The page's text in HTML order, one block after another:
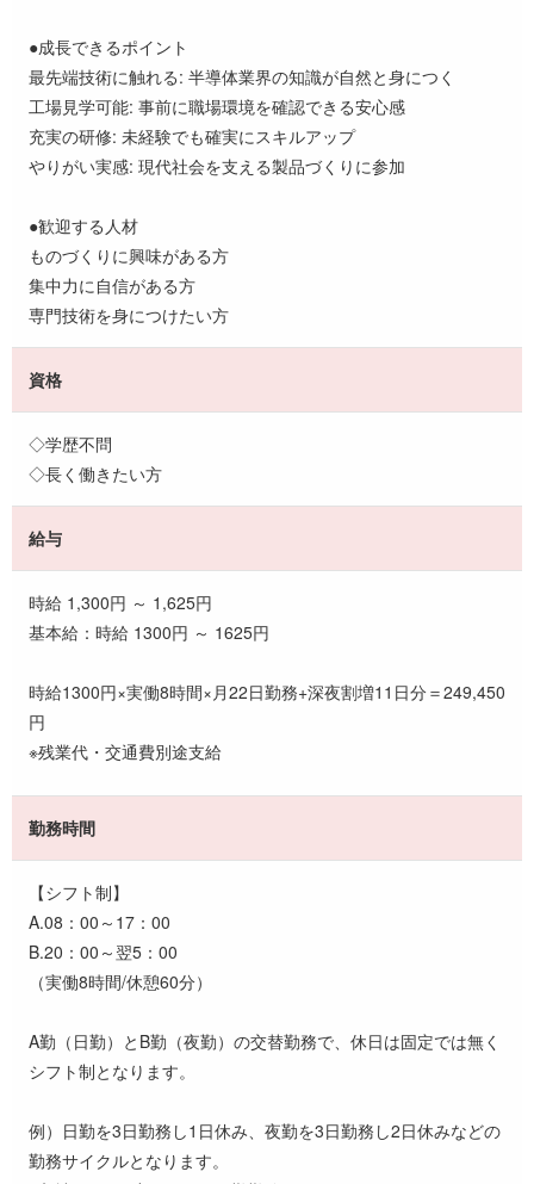
●成長できるポイント
最先端技術に触れる: 半導体業界の知識が自然と身につく
工場見学可能: 事前に職場環境を確認できる安心感
充実の研修: 未経験でも確実にスキルアップ
やりがい実感: 現代社会を支える製品づくりに参加
●歓迎する人材
ものづくりに興味がある方
集中力に自信がある方
専門技術を身につけたい方
資格
◇学歴不問
◇長く働きたい方
給与
時給 1,300円 ～ 1,625円
基本給：時給 1300円 ～ 1625円
時給1300円×実働8時間×月22日勤務+深夜割増11日分＝249,450
円
※残業代・交通費別途支給
勤務時間
【シフト制】
A.08：00～17：00
B.20：00～翌5：00
（実働8時間/休憩60分）
A勤（日勤）とB勤（夜勤）の交替勤務で、休日は固定では無く
シフト制となります。
例）日勤を3日勤務し1日休み、夜勤を3日勤務し2日休みなどの
勤務サイクルとなります。